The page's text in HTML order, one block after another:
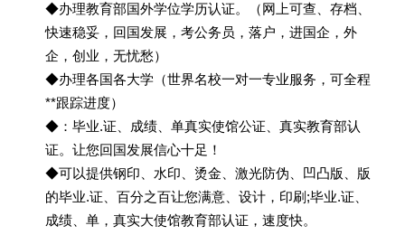
◆办理教育部国外学位学历认证。（网上可查、存档、
快速稳妥，回国发展，考公务员，落户，进国企，外
企，创业，无忧愁）
◆办理各国各大学（世界名校一对一专业服务，可全程
**跟踪进度）
◆：毕业.证、成绩、单真实使馆公证、真实教育部认
证。让您回国发展信心十足！
◆可以提供钢印、水印、烫金、激光防伪、凹凸版、版
的毕业.证、百分之百让您满意、设计，印刷;毕业.证、
成绩、单，真实大使馆教育部认证，速度快。